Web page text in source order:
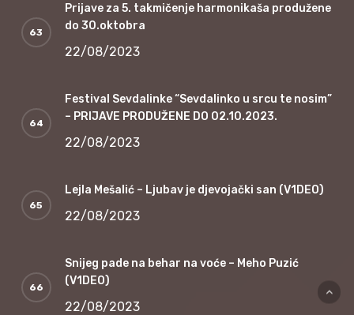
Prijave za 5. takmičenje harmonikaša produžene
do 30.oktobra
22/08/2023
Festival Sevdalinke “Sevdalinko u srcu te nosim”
– PRIJAVE PRODUŽENE DO 02.10.2023.
22/08/2023
Lejla Mešalić – Ljubav je djevojački san (V1DEO)
22/08/2023
Snijeg pade na behar na voće – Meho Puzić
(V1DEO)
22/08/2023